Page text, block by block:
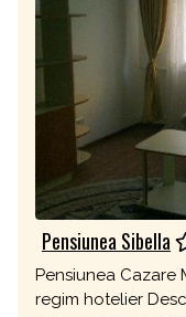
Pensiunea Sibella
Pensiunea Cazare
regim hotelier